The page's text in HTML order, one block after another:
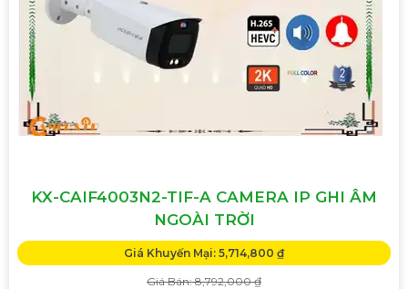
KX-CAIF4003N2-TIF-A CAMERA IP GHI ÂM
NGOÀI TRỜI
Giá Khuyến Mại: 5,714,800 ₫
Giá Bán: 8,792,000 ₫